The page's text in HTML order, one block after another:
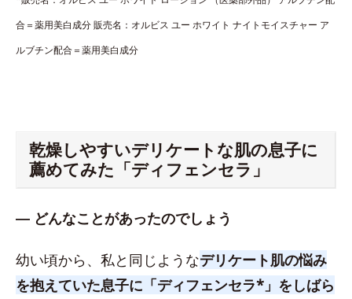
合＝薬用美白成分 販売名：オルビス ユー ホワイト ナイトモイスチャー ア
ルブチン配合＝薬用美白成分
乾燥しやすいデリケートな肌の息子に
薦めてみた「ディフェンセラ」
― どんなことがあったのでしょう
幼い頃から、私と同じようなデリケート肌の悩み
を抱えていた息子に「ディフェンセラ*」をしばら